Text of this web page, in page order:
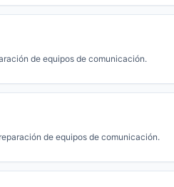
de equipos de comunicación.
de equipos de comunicación.